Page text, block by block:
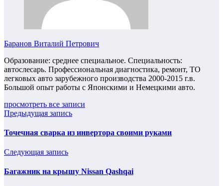
Баранов Виталий Петрович
Образование: среднее специальное. Специальность:
автослесарь. Профессиональная диагностика, ремонт, ТО
легковых авто зарубежного производства 2000-2015 г.в.
Большой опыт работы с Японскими и Немецкими авто.
просмотреть все записи
Предыдущая запись
Точечная сварка из инвертора своими руками
Следующая запись
Багажник на крышу Nissan Qashqai